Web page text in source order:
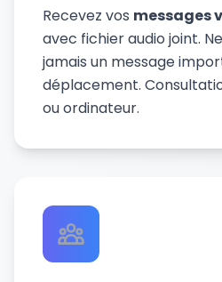
Recevez vos messages
avec fichier audio joint.
jamais un message
déplacement.
ou ordinateur.